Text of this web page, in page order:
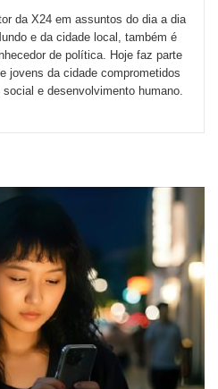
da X24 em assuntos do dia a dia
e da cidade local, também é
de política. Hoje faz parte
jovens da cidade comprometidos
e desenvolvimento humano.